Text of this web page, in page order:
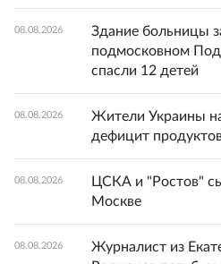
08.08.2026
Здание больницы
подмосковном
спасли 12 детей
08.08.2026
Жители Украины
дефицит
08.08.2026
ЦСКА и "Ростов"
Москве
08.08.2026
Журналист из